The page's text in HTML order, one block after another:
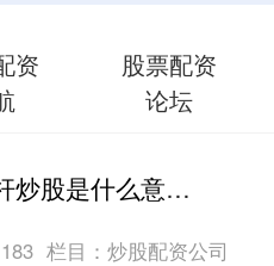
资
股票配资
论坛
加杠杆炒股是什么意思？简单说就是借钱炒股，用少量本金撬动更大资金。
183 栏目：炒股配资公司